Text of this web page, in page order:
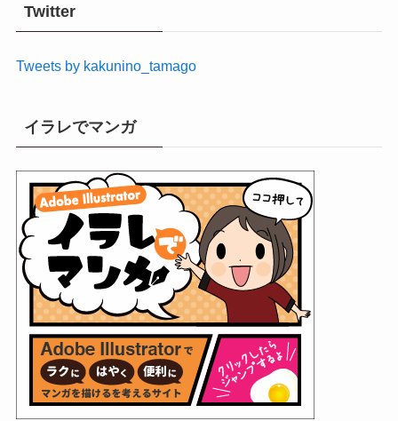
Twitter
Tweets by kakunino_tamago
イラレでマンガ